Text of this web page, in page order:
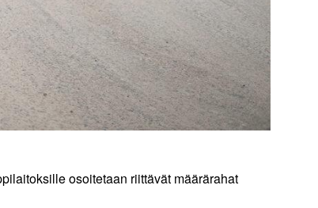
osoitetaan riittävät määrärahat